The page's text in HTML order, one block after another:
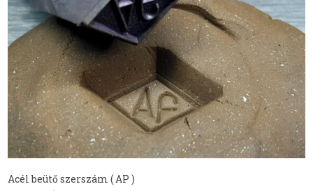
Acél beütő szerszám ( AP )